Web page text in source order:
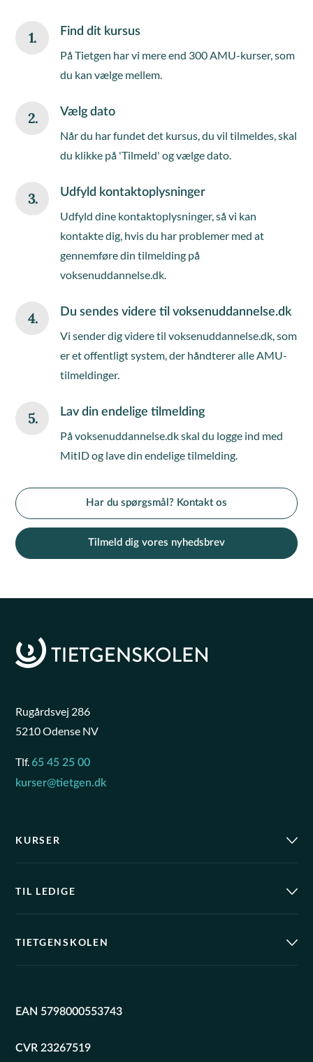
1. Find dit kursus
På Tietgen har vi mere end 300 AMU-kurser, som
du kan vælge mellem.
2. Vælg dato
Når du har fundet det kursus, du vil tilmeldes, skal
du klikke på 'Tilmeld' og vælge dato.
3. Udfyld kontaktoplysninger
Udfyld dine kontaktoplysninger, så vi kan
kontakte dig, hvis du har problemer med at
gennemføre din tilmelding på
voksenuddannelse.dk.
4. Du sendes videre til voksenuddannelse.dk
Vi sender dig videre til voksenuddannelse.dk, som
er et offentligt system, der håndterer alle AMU-
tilmeldinger.
5. Lav din endelige tilmelding
På voksenuddannelse.dk skal du logge ind med
MitID og lave din endelige tilmelding.
Har du spørgsmål? Kontakt os
Tilmeld dig vores nyhedsbrev
Rugårdsvej 286
5210 Odense NV
Tlf.65 45 25 00
kurser@tietgen.dk
KURSER
TIL LEDIGE
TIETGENSKOLEN
EAN 5798000553743
CVR 23267519